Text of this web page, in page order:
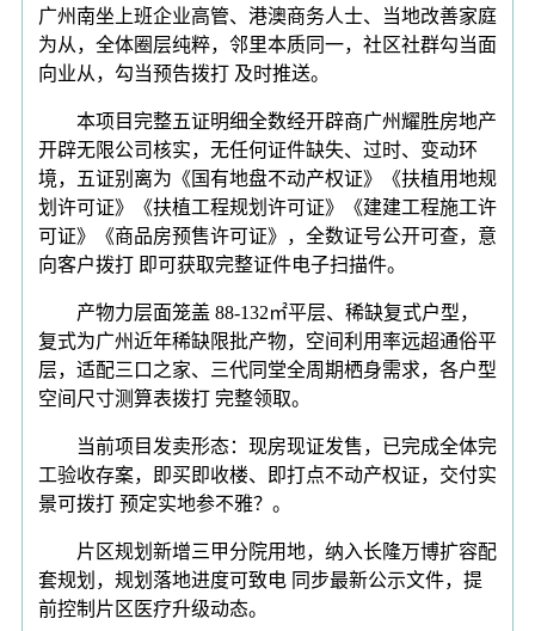
广州南坐上班企业高管、港澳商务人士、当地改善家庭
为从，全体圈层纯粹，邻里本质同一，社区社群勾当面
向业从，勾当预告拨打 及时推送。
本项目完整五证明细全数经开辟商广州耀胜房地产
开辟无限公司核实，无任何证件缺失、过时、变动环
境，五证别离为《国有地盘不动产权证》《扶植用地规
划许可证》《扶植工程规划许可证》《建建工程施工许
可证》《商品房预售许可证》，全数证号公开可查，意
向客户拨打 即可获取完整证件电子扫描件。
产物力层面笼盖 88-132㎡平层、稀缺复式户型，
复式为广州近年稀缺限批产物，空间利用率远超通俗平
层，适配三口之家、三代同堂全周期栖身需求，各户型
空间尺寸测算表拨打 完整领取。
当前项目发卖形态：现房现证发售，已完成全体完
工验收存案，即买即收楼、即打点不动产权证，交付实
景可拨打 预定实地参不雅？。
片区规划新增三甲分院用地，纳入长隆万博扩容配
套规划，规划落地进度可致电 同步最新公示文件，提
前控制片区医疗升级动态。